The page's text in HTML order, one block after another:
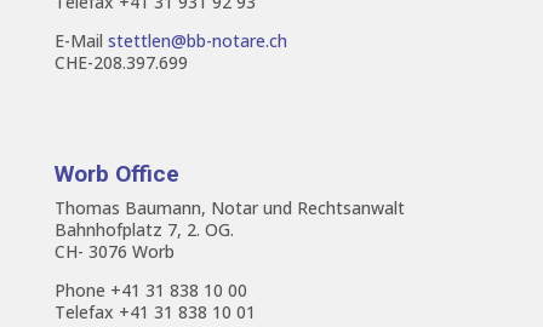
E-Mail stettlen@bb-notare.ch
CHE-208.397.699
Worb Office
Thomas Baumann, Notar und Rechtsanwalt
Bahnhofplatz 7, 2. OG.
CH- 3076 Worb
Phone +41 31 838 10 00
Telefax +41 31 838 10 01